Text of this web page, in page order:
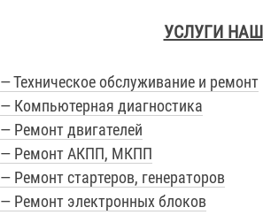
УСЛУГИ
— Техническое обслуживание и ремонт
— Компьютерная диагностика
— Ремонт двигателей
— Ремонт АКПП, МКПП
— Ремонт стартеров, генераторов
— Ремонт электронных блоков